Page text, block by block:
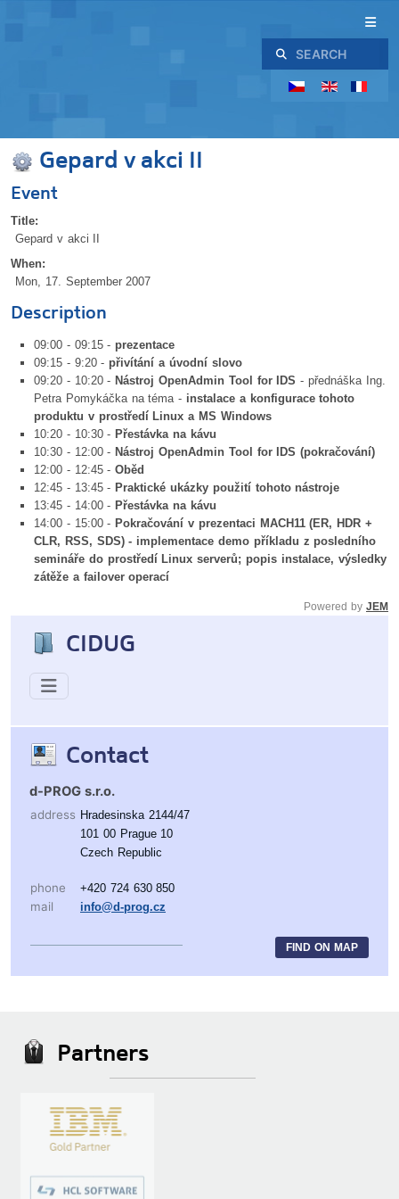
Search
CIDUG
Contact
d-PROG s.r.o.
address Hradesinska 2144/47
101 00 Prague 10
Czech Republic
phone +420 724 630 850
mail info@d-prog.cz
FIND ON MAP
Gepard v akci II
Event
Title:
Gepard v akci II
When:
Mon, 17. September 2007
Description
09:00 - 09:15 - prezentace
09:15 - 9:20 - přivítání a úvodní slovo
09:20 - 10:20 - Nástroj OpenAdmin Tool for IDS - přednáška Ing.
Petra Pomykáčka na téma - instalace a konfigurace tohoto
produktu v prostředí Linux a MS Windows
10:20 - 10:30 - Přestávka na kávu
10:30 - 12:00 - Nástroj OpenAdmin Tool for IDS (pokračování)
12:00 - 12:45 -Oběd
12:45 - 13:45 - Praktické ukázky použití tohoto nástroje
13:45 - 14:00 - Přestávka na kávu
14:00 - 15:00 - Pokračování v prezentaci MACH11 (ER, HDR +
CLR, RSS, SDS) - implementace demo příkladu z posledního
semináře do prostředí Linux serverů; popis instalace, výsledky
zátěže a failover operací
Powered by JEM
Partners